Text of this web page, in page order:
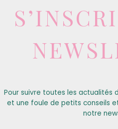
Pour suivre toutes les actualités
et une foule de petits conseils
notre